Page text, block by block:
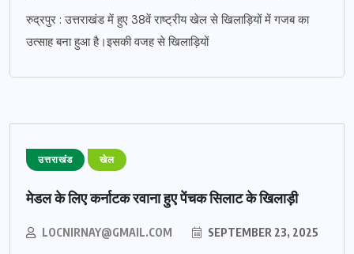
रुद्रपुर : उत्तराखंड में हुए 38वें राष्ट्रीय खेल से खिलाड़ियों में गजब का
उत्साह बना हुआ है।इसकी वजह से खिलाड़ियों
उत्तराखंड खेल
मेडल के लिए कर्नाटक रवाना हुए पेंचक सिलाट के खिलाड़ी
LOCNIRNAY@GMAIL.COM SEPTEMBER 23, 2025